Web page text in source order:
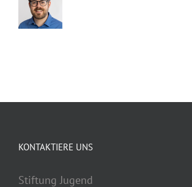
KONTAKTIERE UNS
Stiftung Jugend